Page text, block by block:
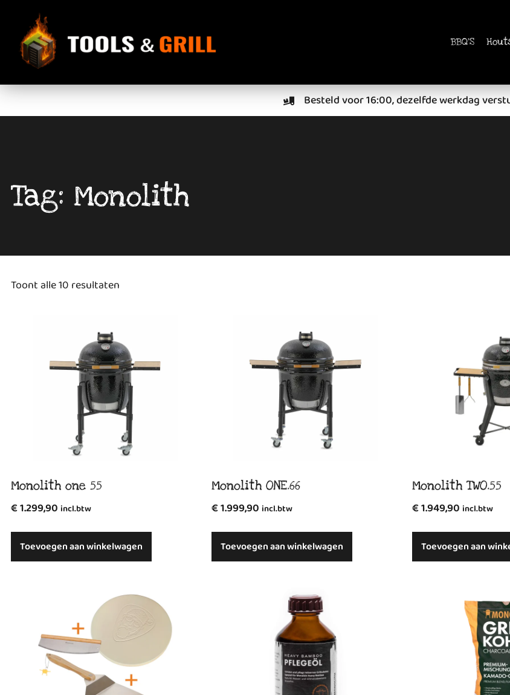
BBQ'S
Besteld voor 16:00, dezelfde werkdag
Tag: Monolith
Toont alle 10 resultaten
Monolith one 55
€1.299,90 incl.btw
Toevoegen aan winkelwagen
Monolith ONE.66
€1.999,90 incl.btw
Toevoegen aan winkelwagen
Monolith TWO.55
€1.949,90 incl.btw
Toevoegen aan